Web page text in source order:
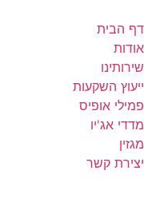
דף הבית
אודות
שירותינו
ייעוץ השקעות
פמילי אופיס
מדדי אג'יו
מגזין
יצירת קשר